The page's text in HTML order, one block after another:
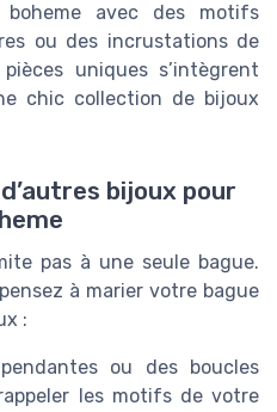
boheme avec des motifs
ou des incrustations de
uniques s’intègrent
chic collection de bijoux
bijoux pour
pas à une seule bague.
à marier votre bague
:
ou des boucles
les motifs de votre